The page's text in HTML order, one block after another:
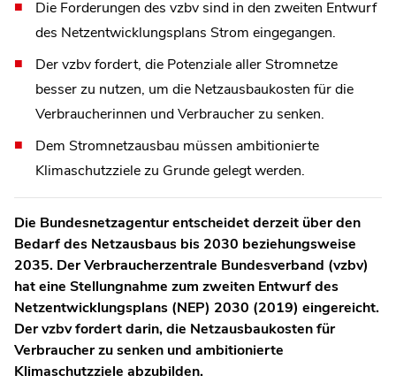
Die Forderungen des vzbv sind in den zweiten Entwurf
des Netzentwicklungsplans Strom eingegangen.
Der vzbv fordert, die Potenziale aller Stromnetze
besser zu nutzen, um die Netzausbaukosten für die
Verbraucherinnen und Verbraucher zu senken.
Dem Stromnetzausbau müssen ambitionierte
Klimaschutzziele zu Grunde gelegt werden.
Die Bundesnetzagentur entscheidet derzeit über den
Bedarf des Netzausbaus bis 2030 beziehungsweise
2035. Der Verbraucherzentrale Bundesverband (vzbv)
hat eine Stellungnahme zum zweiten Entwurf des
Netzentwicklungsplans (NEP) 2030 (2019) eingereicht.
Der vzbv fordert darin, die Netzausbaukosten für
Verbraucher zu senken und ambitionierte
Klimaschutzziele abzubilden.